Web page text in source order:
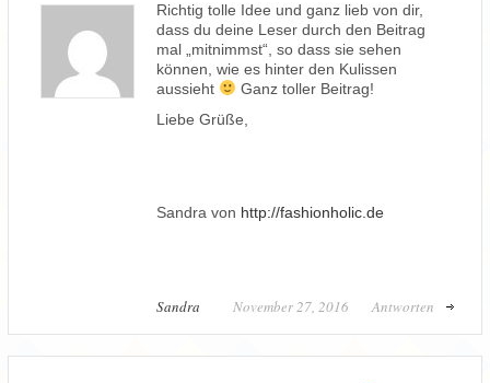
Richtig tolle Idee und ganz lieb von dir,
dass du deine Leser durch den Beitrag
mal „mitnimmst“, so dass sie sehen
können, wie es hinter den Kulissen
aussieht
Ganz toller Beitrag!
Liebe Grüße,
Sandra von http://fashionholic.de
Sandra Antworten
November 27, 2016